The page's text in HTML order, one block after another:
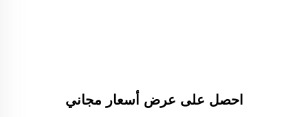
احصل على عرض أسعار مجاني